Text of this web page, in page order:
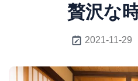
贅沢な
2021-11-29